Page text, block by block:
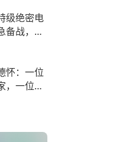
级绝密电
备战，副
怀：一位
，一位真